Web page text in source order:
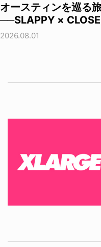
オースティンを巡る
──SLAPPY ×
2026.08.01